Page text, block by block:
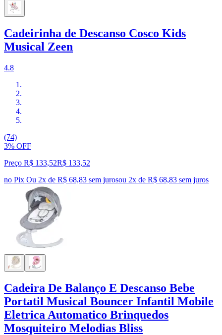
Cadeirinha de Descanso Cosco Kids
Musical Zeen
4.8
(74)
3% OFF
Preço R$ 133,52R$ 133,52
no Pix Ou 2x de R$ 68,83 sem jurosou 2x de R$ 68,83 sem juros
Cadeira De Balanço E Descanso Bebe
Portatil Musical Bouncer Infantil Mobile
Eletrica Automatico Brinquedos
Mosquiteiro Melodias Bliss